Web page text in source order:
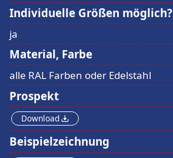
Individuelle Größen möglich?
ja
Material, Farbe
alle RAL Farben oder Edelstahl
Prospekt
Download
Beispielzeichnung